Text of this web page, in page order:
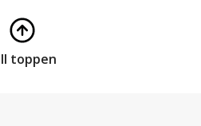
toppen